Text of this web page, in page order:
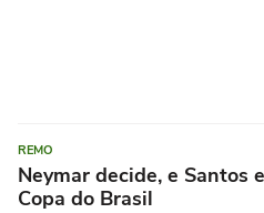
REMO
Neymar decide, e Santos
Copa do Brasil